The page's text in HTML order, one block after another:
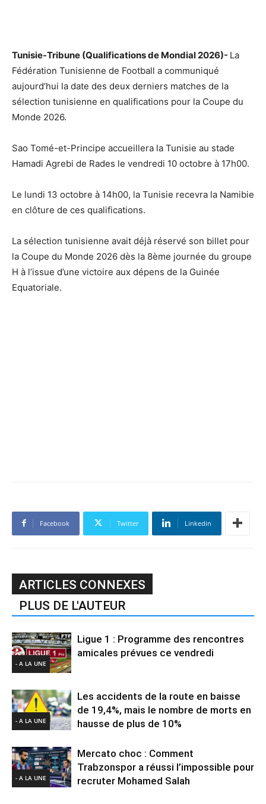
Tunisie-Tribune (Qualifications de Mondial 2026)- La
Fédération Tunisienne de Football a communiqué
aujourd’hui la date des deux derniers matches de la
sélection tunisienne en qualifications pour la Coupe du
Monde 2026.
Sao Tomé-et-Principe accueillera la Tunisie au stade
Hamadi Agrebi de Rades le vendredi 10 octobre à 17h00.
Le lundi 13 octobre à 14h00, la Tunisie recevra la Namibie
en clôture de ces qualifications.
La sélection tunisienne avait déjà réservé son billet pour
la Coupe du Monde 2026 dès la 8ème journée du groupe
H à l’issue d’une victoire aux dépens de la Guinée
Equatoriale.
Facebook Twitter Linkedin
ARTICLES CONNEXES
PLUS DE L'AUTEUR
- A LA UNE
Ligue 1 : Programme des rencontres
amicales prévues ce vendredi
- A LA UNE
Les accidents de la route en baisse
de 19,4%, mais le nombre de morts en
hausse de plus de 10%
- A LA UNE
Mercato choc : Comment
Trabzonspor a réussi l’impossible pour
recruter Mohamed Salah